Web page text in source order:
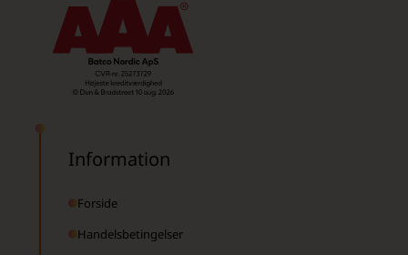
Information
Forside
Handelsbetingelser